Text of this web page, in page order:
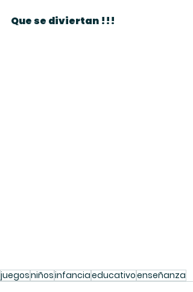
Que se diviertan !!!
juegosniñosinfanciaeducativoenseñanza